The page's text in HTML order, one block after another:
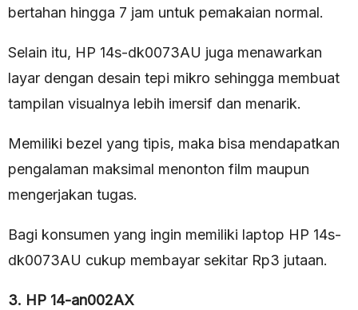
bertahan hingga 7 jam untuk pemakaian normal.
Selain itu, HP 14s-dk0073AU juga menawarkan
layar dengan desain tepi mikro sehingga membuat
tampilan visualnya lebih imersif dan menarik.
Memiliki bezel yang tipis, maka bisa mendapatkan
pengalaman maksimal menonton film maupun
mengerjakan tugas.
Bagi konsumen yang ingin memiliki laptop HP 14s-
dk0073AU cukup membayar sekitar Rp3 jutaan.
3. HP 14-an002AX